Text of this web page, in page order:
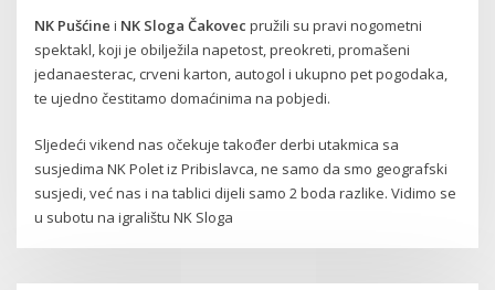
NK Pušćine i NK Sloga Čakovec pružili su pravi nogometni
spektakl, koji je obilježila napetost, preokreti, promašeni
jedanaesterac, crveni karton, autogol i ukupno pet pogodaka,
te ujedno čestitamo domaćinima na pobjedi.
Sljedeći vikend nas očekuje također derbi utakmica sa
susjedima NK Polet iz Pribislavca, ne samo da smo geografski
susjedi, već nas i na tablici dijeli samo 2 boda razlike. Vidimo se
u subotu na igralištu NK Sloga